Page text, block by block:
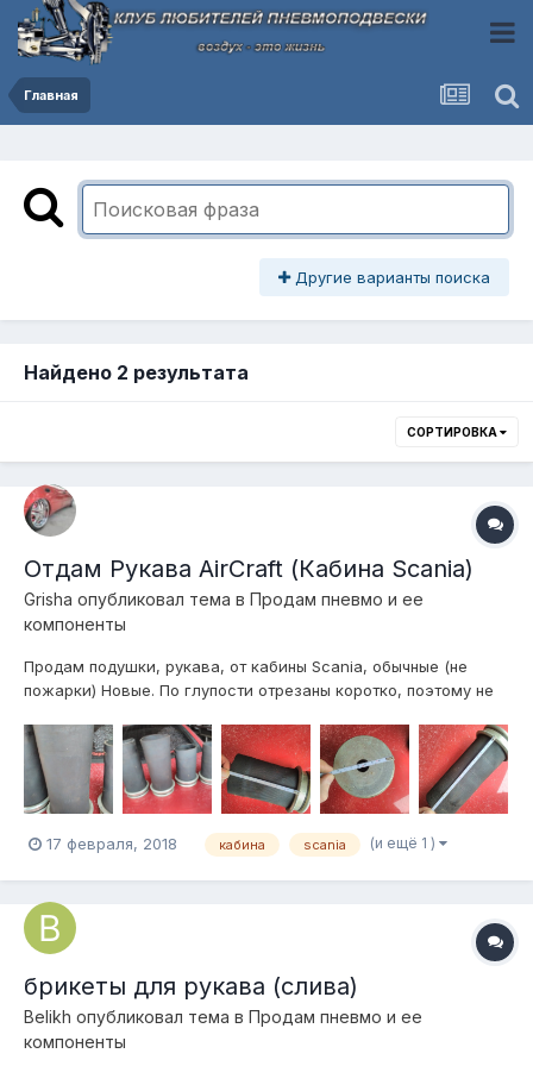
Главная
Другие варианты поиска
Найдено 2 результата
СОРТИРОВКА
Отдам Рукава AirCraft (Кабина Scania)
Grisha опубликовал тема в Продам пневмо и ее
компоненты
Продам подушки, рукава, от кабины Scania, обычные (не
пожарки) Новые. По глупости отрезаны коротко, поэтому не
предложенную Вами. Местонахождение: Казахстан, Алматы.
Отправлю куда угодно, без проблем....
17 февраля, 2018 кабина scania (и ещё 1 )
брикеты для рукава (слива)
Belikh опубликовал тема в Продам пневмо и ее
компоненты